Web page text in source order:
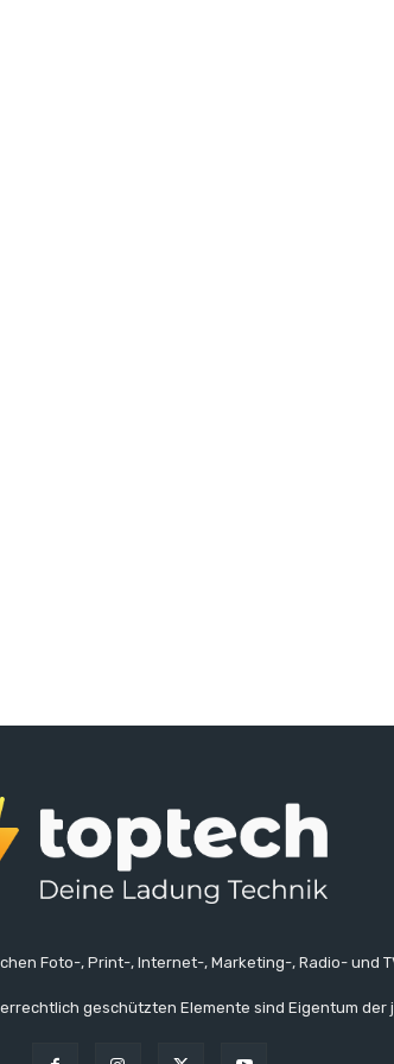
Foto-, Print-, Internet-, Marketing-, Radio- und
geschützten Elemente sind Eigentum der